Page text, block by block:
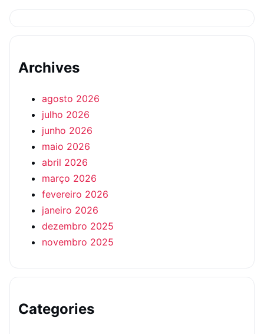
Archives
agosto 2026
julho 2026
junho 2026
maio 2026
abril 2026
março 2026
fevereiro 2026
janeiro 2026
dezembro 2025
novembro 2025
Categories